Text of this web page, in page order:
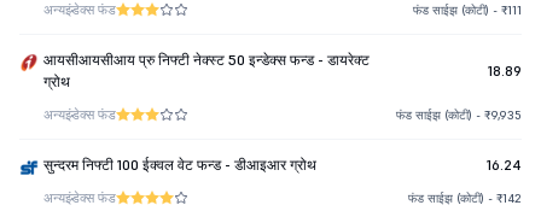
अन्यइंडेक्स फंड फंड साईझ (कोटी) - ₹111
आयसीआयसीआय प्रु निफ्टी नेक्स्ट 50 इन्डेक्स फन्ड - डायरेक्ट
ग्रोथ
18.89
अन्यइंडेक्स फंड फंड साईझ (कोटी) - ₹9,935
सुन्दरम निफ्टी 100 ईक्वल वेट फन्ड - डीआइआर ग्रोथ 16.24
अन्यइंडेक्स फंड फंड साईझ (कोटी) - ₹142